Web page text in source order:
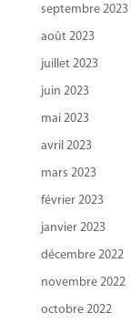
septembre 2023
août 2023
juillet 2023
juin 2023
mai 2023
avril 2023
mars 2023
février 2023
janvier 2023
décembre 2022
novembre 2022
octobre 2022